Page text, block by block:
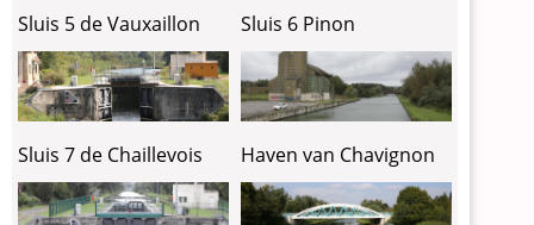
Sluis 5 de Vauxaillon Sluis 6 Pinon
Sluis 7 de Chaillevois Haven van Chavignon